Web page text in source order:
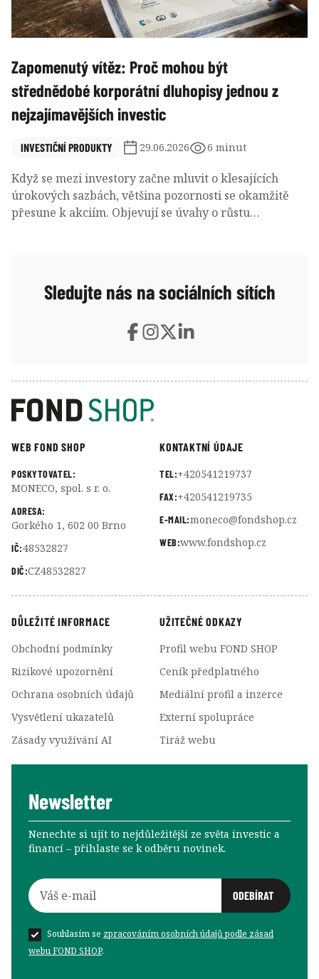
Zapomenutý vítěz: Proč mohou být
střednědobé korporátní dluhopisy jednou z
nejzajímavějších investic
INVESTIČNÍ PRODUKTY 29.06.2026 6 minut
Když se mezi investory začne mluvit o klesajících
úrokových sazbách, většina pozornosti se okamžitě
přesune k akciím. Objevují se úvahy o růstu
sazeb reaguje velmi příznivě a přitom nabízí výrazně
nižší kolísání než akciový trh.
Sledujte nás na sociálních sítích
WEB FOND SHOP
POSKYTOVATEL:
MONECO, spol. s r. o.
ADRESA:
Gorkého 1, 602 00 Brno
IČ:48532827
DIČ:CZ48532827
KONTAKTNÍ ÚDAJE
TEL:+420541219737
FAX:+420541219735
E-MAIL:moneco@fondshop.cz
WEB:www.fondshop.cz
DŮLEŽITÉ INFORMACE
Obchodní podmínky
Rizikové upozornění
Ochrana osobních údajů
Vysvětlení ukazatelů
Zásady využívání AI
UŽITEČNÉ ODKAZY
Profil webu FOND SHOP
Ceník předplatného
Mediální profil a inzerce
Externí spolupráce
Tiráž webu
Newsletter
Nenechte si ujít to nejdůležitější ze světa investic a
financí –⁠⁠⁠⁠⁠⁠ přihlaste se k odběru novinek.
Souhlasím se zpracováním osobních údajů podle zásad
webu FOND SHOP.